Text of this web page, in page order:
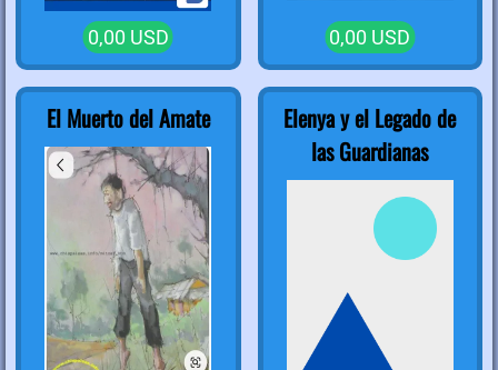
0,00 USD 0,00 USD
El Muerto del Amate
Elenya y el Legado de
las Guardianas